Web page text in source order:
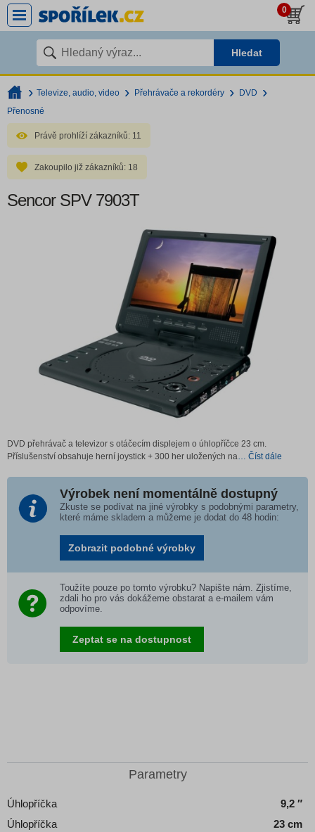
0
Hledat
Televize, audio, video Přehrávače a rekordéry
DVD
Přenosné
Právě prohlíží zákazníků: 11
Zakoupilo již zákazníků: 18
Sencor SPV 7903T
DVD přehrávač a televizor s otáčecím displejem o úhlopříčce 23 cm.
Příslušenství obsahuje herní joystick + 300 her uložených na… Číst dále
Výrobek není momentálně dostupný
Zkuste se podívat na jiné výrobky s podobnými parametry,
které máme skladem a můžeme je dodat do 48 hodin:
Zobrazit podobné výrobky
Toužíte pouze po tomto výrobku? Napište nám. Zjistíme,
zdali ho pro vás dokážeme obstarat a e-mailem vám
odpovíme.
Zeptat se na dostupnost
Parametry
Úhlopříčka
9,2 ″
Úhlopříčka
23 cm